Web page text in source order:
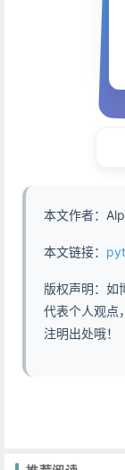
本文作者：
本文链接： python
版权声明：如
代表个人观点
注明出处哦！